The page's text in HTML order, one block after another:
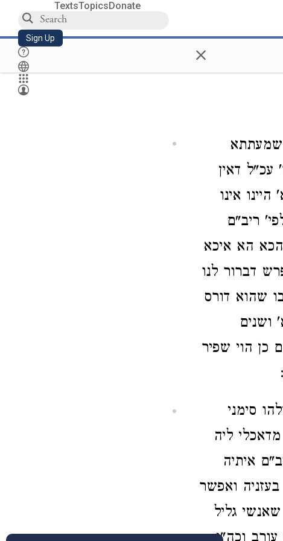
TextsTopicsDonate
Sign Up ×
שמעתתא
דאין
אינו
ריב"ם
הא איכא
דברור לנו
שהוא דורס
ושנים
כן הוי שפיר
סימני
ליה
איתיה
ואפשר
גליל